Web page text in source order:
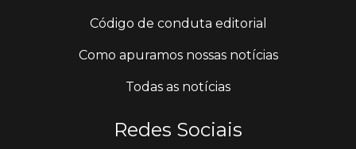
Código de conduta editorial
Como apuramos nossas notícias
Todas as notícias
Redes Sociais